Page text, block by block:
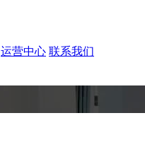
运营中心 联系我们